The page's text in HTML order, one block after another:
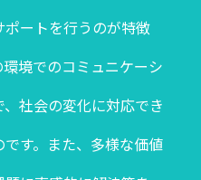
ートを行うのが特徴
境でのコミュニケーシ
社会の変化に対応でき
す。また、多様な価値